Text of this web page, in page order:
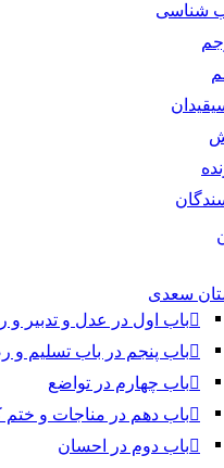
شناسی
سعدی
باب اول در عدل و تدبیر و
باب پنجم در باب تسلیم و
باب چهارم در تواضع
باب دهم در مناجات و ختم
باب دوم در احسان